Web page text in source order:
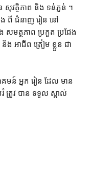
សុវត្ថិភាព និង ទន់ភ្លន់ ។
ង ពី ជំនាញ រៀន នៅ
មត្ថភាព ប្រកួត ប្រជែង
ង អាជីព ត្រៀម ខ្លួន ជា
មន៍ អ្នក រៀន ដែល មាន
ត្រូវ បាន ទទួល ស្គាល់